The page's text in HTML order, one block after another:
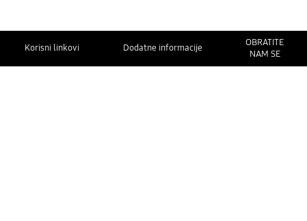
Korisni linkovi Dodatne informacije
OBRATITE
NAM SE